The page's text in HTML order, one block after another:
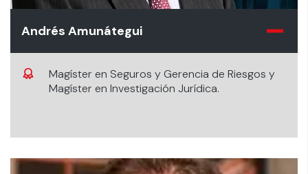
Andrés Amunátegui
Magíster en Seguros y Gerencia de Riesgos y
Magíster en Investigación Jurídica.